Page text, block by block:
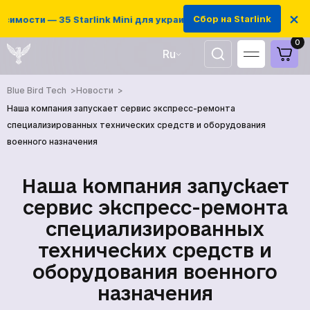
— 35 Starlink Mini для украинских защитников
Сбор на Starlink ×
Ru
UA
0
ГЛАВНАЯ
Blue Bird Tech
Новости
Наша компания запускает сервис экспресс-ремонта
специализированных технических средств и оборудования
военного назначения
Наша компания запускает
сервис экспресс-ремонта
специализированных
технических средств и
оборудования военного
назначения